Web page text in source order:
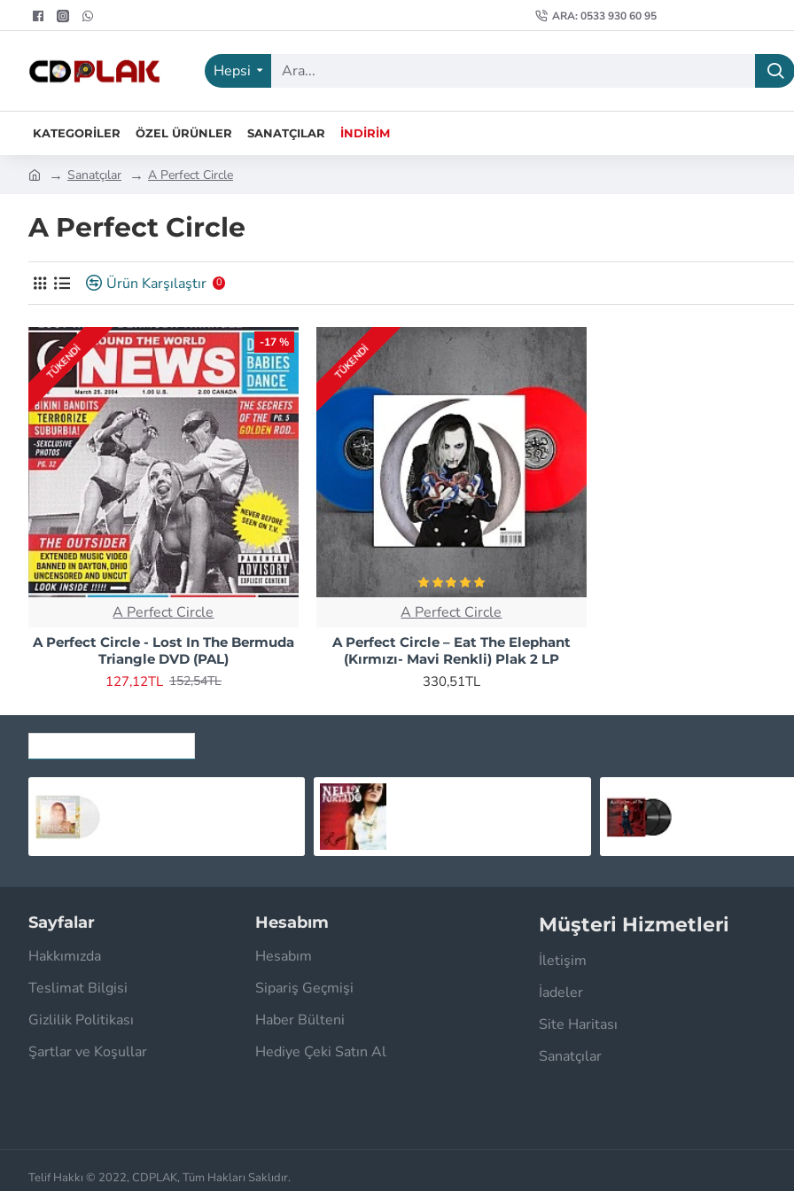
ARA: 0533 930 60 95
Hepsi
KATEGORILER ÖZEL ÜRÜNLER SANATÇILAR İNDIRIM
Sanatçılar A Perfect Circle
A Perfect Circle
Ürün Karşılaştır 0
-17 %
TÜKENDI
A Perfect Circle
A Perfect Circle - Lost In The Bermuda
Triangle DVD (PAL)
127,12TL 152,54TL
TÜKENDI
A Perfect Circle
A Perfect Circle ‎– Eat The Elephant
(Kırmızı- Mavi Renkli) Plak 2 LP
330,51TL
Sayfalar
Hakkımızda
Teslimat Bilgisi
Gizlilik Politikası
Şartlar ve Koşullar
Hesabım
Hesabım
Sipariş Geçmişi
Haber Bülteni
Hediye Çeki Satın Al
Müşteri Hizmetleri
İletişim
İadeler
Site Haritası
Sanatçılar
Telif Hakkı © 2022, CDPLAK, Tüm Hakları Saklıdır.